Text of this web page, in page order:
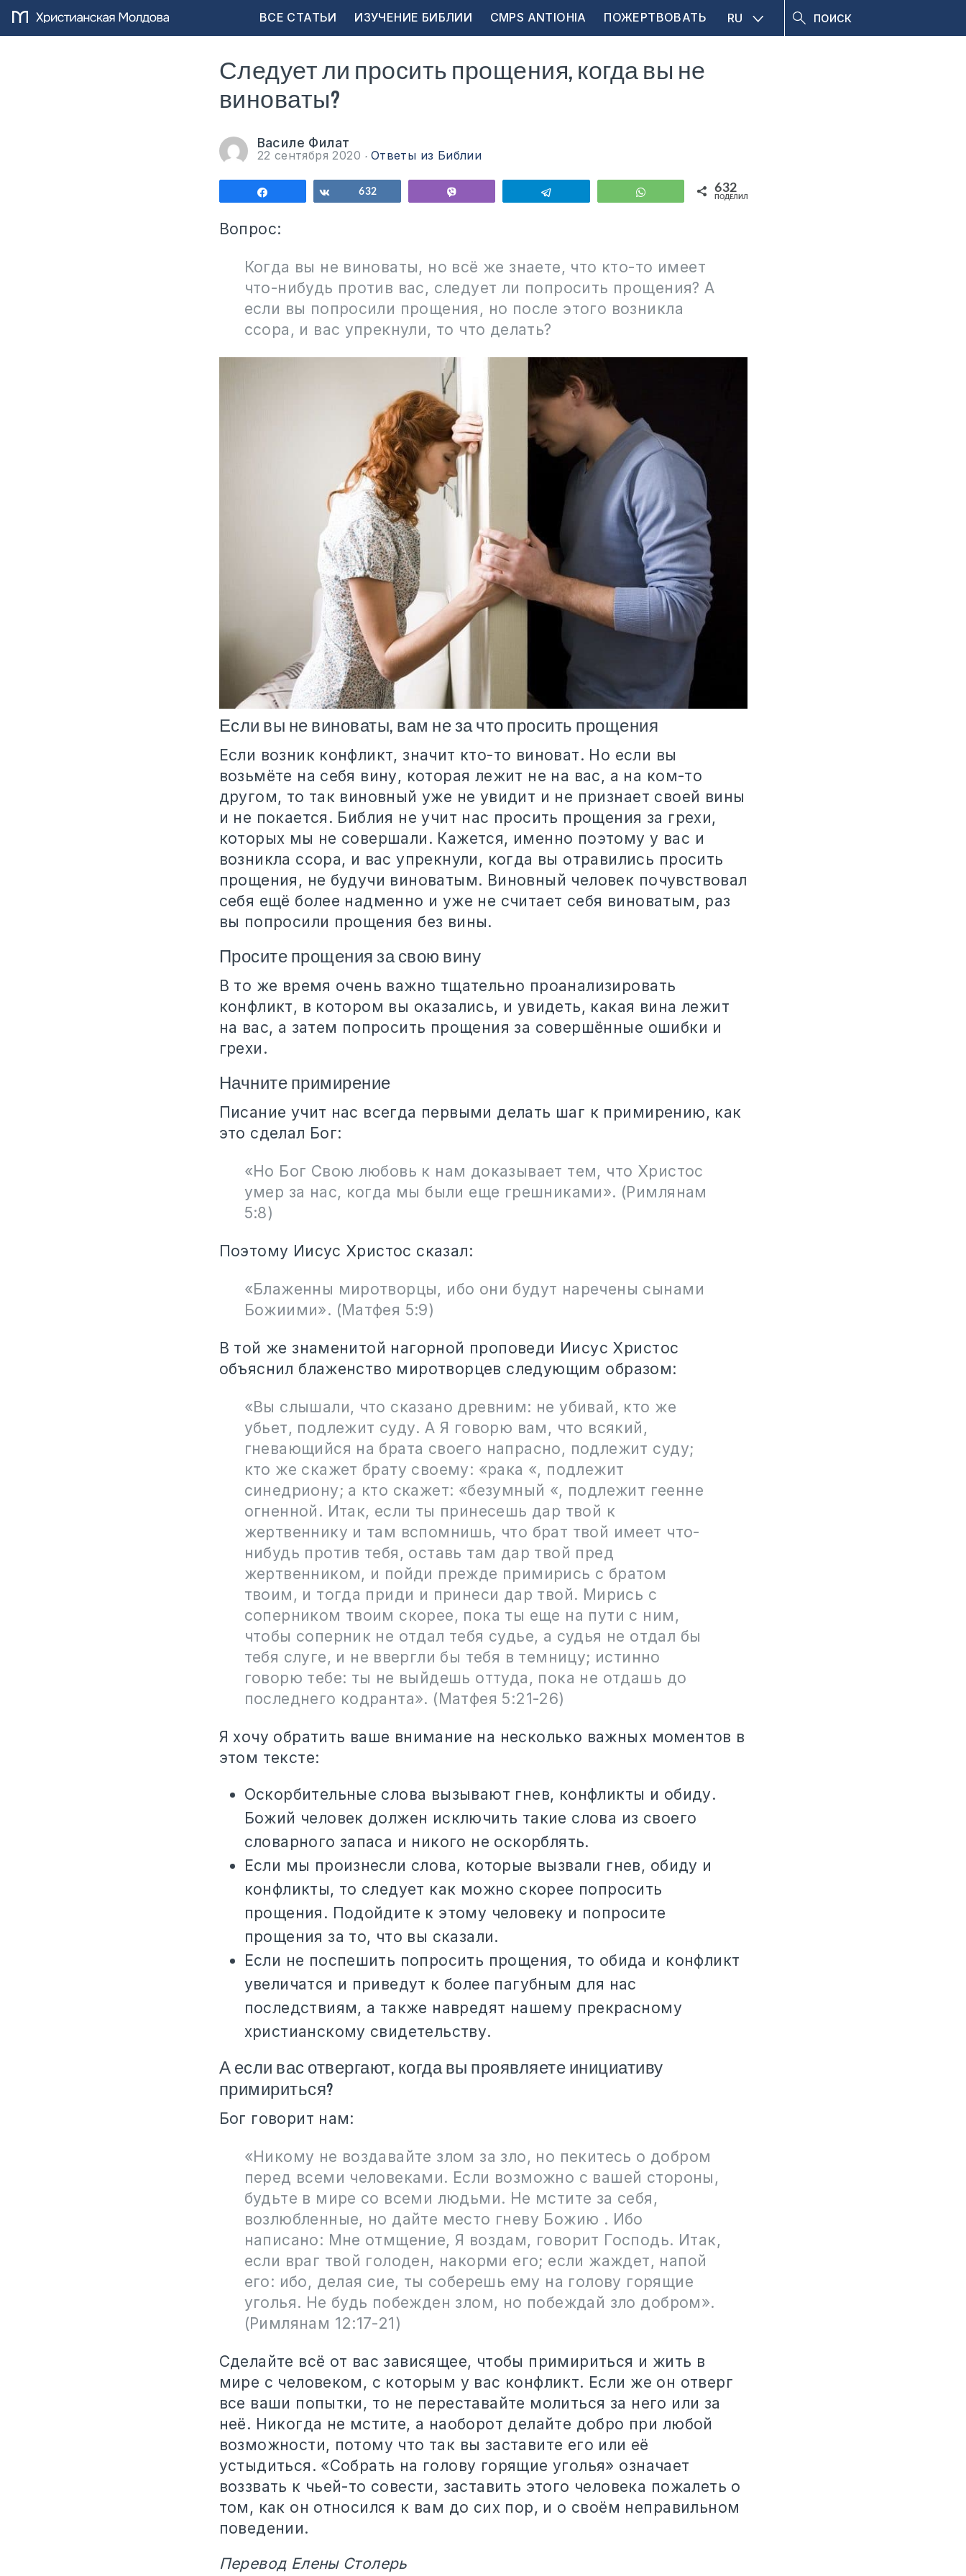
ВСЕ СТАТЬИ ИЗУЧЕНИЕ БИБЛИИ CMPS ANTIOHIA ПОЖЕРТВОВАТЬ RU
Следует ли просить прощения, когда вы не
виноваты?
Василе Филат
22 сентября 2020 Ответы из Библии
Поделиться Поделиться
632 WhatsApp 632
ПОДЕЛИЛИСЬ
Вопрос:
Когда вы не виноваты, но всё же знаете, что кто-то имеет
что-нибудь против вас, следует ли попросить прощения? А
если вы попросили прощения, но после этого возникла
ссора, и вас упрекнули, то что делать?
Если вы не виноваты, вам не за что просить прощения
Если возник конфликт, значит кто-то виноват. Но если вы
возьмёте на себя вину, которая лежит не на вас, а на ком-то
другом, то так виновный уже не увидит и не признает своей вины
и не покается. Библия не учит нас просить прощения за грехи,
которых мы не совершали. Кажется, именно поэтому у вас и
возникла ссора, и вас упрекнули, когда вы отравились просить
прощения, не будучи виноватым. Виновный человек почувствовал
себя ещё более надменно и уже не считает себя виноватым, раз
вы попросили прощения без вины.
Просите прощения за свою вину
В то же время очень важно тщательно проанализировать
конфликт, в котором вы оказались, и увидеть, какая вина лежит
на вас, а затем попросить прощения за совершённые ошибки и
грехи.
Начните примирение
Писание учит нас всегда первыми делать шаг к примирению, как
это сделал Бог:
«Но Бог Свою любовь к нам доказывает тем, что Христос
умер за нас, когда мы были еще грешниками»‎. (Римлянам
5:8)
Поэтому Иисус Христос сказал:
«Блаженны миротворцы, ибо они будут наречены сынами
Божиими». (Матфея 5:9)
В той же знаменитой нагорной проповеди Иисус Христос
объяснил блаженство миротворцев следующим образом:
«Вы слышали, что сказано древним: не убивай, кто же
убьет, подлежит суду. А Я говорю вам, что всякий,
гневающийся на брата своего напрасно, подлежит суду;
кто же скажет брату своему: «рака «, подлежит
синедриону; а кто скажет: «безумный «, подлежит геенне
огненной. Итак, если ты принесешь дар твой к
жертвеннику и там вспомнишь, что брат твой имеет что-
нибудь против тебя, оставь там дар твой пред
жертвенником, и пойди прежде примирись с братом
твоим, и тогда приди и принеси дар твой. Мирись с
соперником твоим скорее, пока ты еще на пути с ним,
чтобы соперник не отдал тебя судье, а судья не отдал бы
тебя слуге, и не ввергли бы тебя в темницу; истинно
говорю тебе: ты не выйдешь оттуда, пока не отдашь до
последнего кодранта». (Матфея 5:21-26)
Я хочу обратить ваше внимание на несколько важных моментов в
этом тексте:
Оскорбительные слова вызывают гнев, конфликты и обиду.
Божий человек должен исключить такие слова из своего
словарного запаса и никого не оскорблять.
Если мы произнесли слова, которые вызвали гнев, обиду и
конфликты, то следует как можно скорее попросить
прощения. Подойдите к этому человеку и попросите
прощения за то, что вы сказали.
Если не поспешить попросить прощения, то обида и конфликт
увеличатся и приведут к более пагубным для нас
последствиям, а также навредят нашему прекрасному
христианскому свидетельству.
А если вас отвергают, когда вы проявляете инициативу
примириться?
Бог говорит нам:
«Никому не воздавайте злом за зло, но пекитесь о добром
перед всеми человеками. Если возможно с вашей стороны,
будьте в мире со всеми людьми. Не мстите за себя,
возлюбленные, но дайте место гневу Божию . Ибо
написано: Мне отмщение, Я воздам, говорит Господь. Итак,
если враг твой голоден, накорми его; если жаждет, напой
его: ибо, делая сие, ты соберешь ему на голову горящие
уголья. Не будь побежден злом, но побеждай зло добром»‎.
(Римлянам 12:17-21)
Сделайте всё от вас зависящее, чтобы примириться и жить в
мире с человеком, с которым у вас конфликт. Если же он отверг
все ваши попытки, то не переставайте молиться за него или за
неё. Никогда не мстите, а наоборот делайте добро при любой
возможности, потому что так вы заставите его или её
устыдиться. «Собрать на голову горящие уголья» означает
воззвать к чьей-то совести, заставить этого человека пожалеть о
том, как он относился к вам до сих пор, и о своём неправильном
поведении.
Перевод Елены Столерь